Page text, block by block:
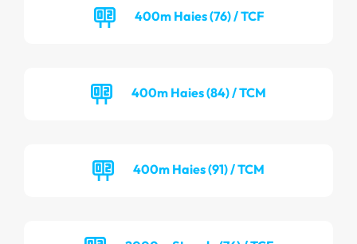
400m Haies (76) / TCF
400m Haies (84) / TCM
400m Haies (91) / TCM